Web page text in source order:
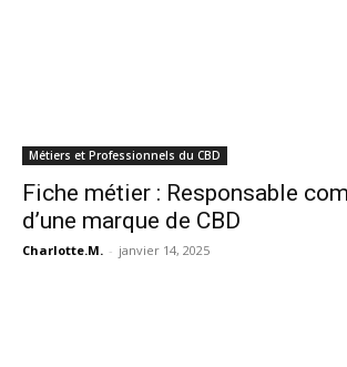
Métiers et Professionnels du CBD
Fiche métier : Responsable
d’une marque de CBD
Charlotte.M. - janvier 14, 2025